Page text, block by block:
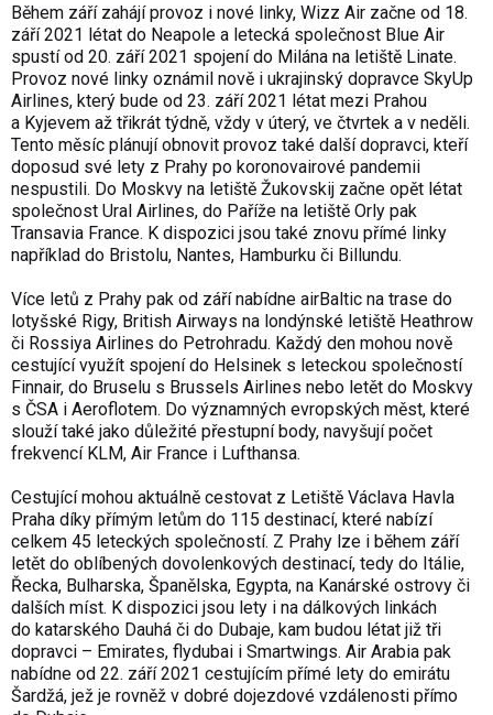
Během září zahájí provoz i nové linky, Wizz Air začne od 18.
září 2021 létat do Neapole a letecká společnost Blue Air
spustí od 20. září 2021 spojení do Milána na letiště Linate.
Provoz nové linky oznámil nově i ukrajinský dopravce SkyUp
Airlines, který bude od 23. září 2021 létat mezi Prahou
a Kyjevem až třikrát týdně, vždy v úterý, ve čtvrtek a v neděli.
Tento měsíc plánují obnovit provoz také další dopravci, kteří
doposud své lety z Prahy po koronovairové pandemii
nespustili. Do Moskvy na letiště Žukovskij začne opět létat
společnost Ural Airlines, do Paříže na letiště Orly pak
Transavia France. K dispozici jsou také znovu přímé linky
například do Bristolu, Nantes, Hamburku či Billundu.
Více letů z Prahy pak od září nabídne airBaltic na trase do
lotyšské Rigy, British Airways na londýnské letiště Heathrow
či Rossiya Airlines do Petrohradu. Každý den mohou nově
cestující využít spojení do Helsinek s leteckou společností
Finnair, do Bruselu s Brussels Airlines nebo letět do Moskvy
s ČSA i Aeroflotem. Do významných evropských měst, které
slouží také jako důležité přestupní body, navyšují počet
frekvencí KLM, Air France i Lufthansa.
Cestující mohou aktuálně cestovat z Letiště Václava Havla
Praha díky přímým letům do 115 destinací, které nabízí
celkem 45 leteckých společností. Z Prahy lze i během září
letět do oblíbených dovolenkových destinací, tedy do Itálie,
Řecka, Bulharska, Španělska, Egypta, na Kanárské ostrovy či
dalších míst. K dispozici jsou lety i na dálkových linkách
do katarského Dauhá či do Dubaje, kam budou létat již tři
dopravci – Emirates, flydubai i Smartwings. Air Arabia pak
nabídne od 22. září 2021 cestujícím přímé lety do emirátu
Šardžá, jež je rovněž v dobré dojezdové vzdálenosti přímo